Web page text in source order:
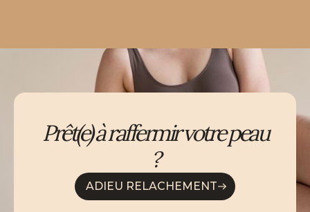
Prêt(e) à raffermir votre peau
?
ADIEU RELACHEMENT